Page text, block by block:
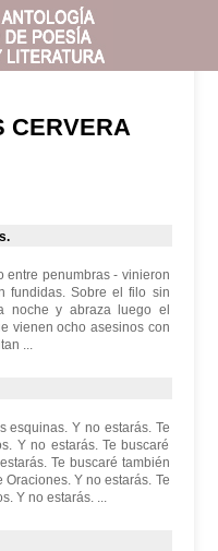
CERVERA
entre penumbras - vinieron
fundidas. Sobre el filo sin
noche y abraza luego el
vienen ocho asesinos con
...
esquinas. Y no estarás. Te
Y no estarás. Te buscaré
Te buscaré también
Y no estarás. Te
Y no estarás. ...